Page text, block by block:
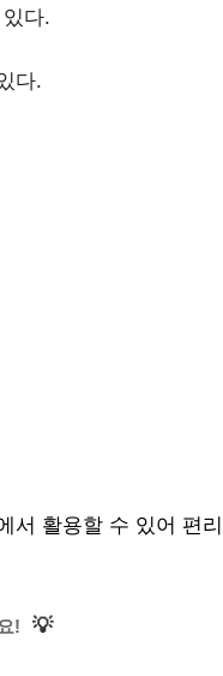
다.
다.
서 활용할 수 있어 편리
! 💡